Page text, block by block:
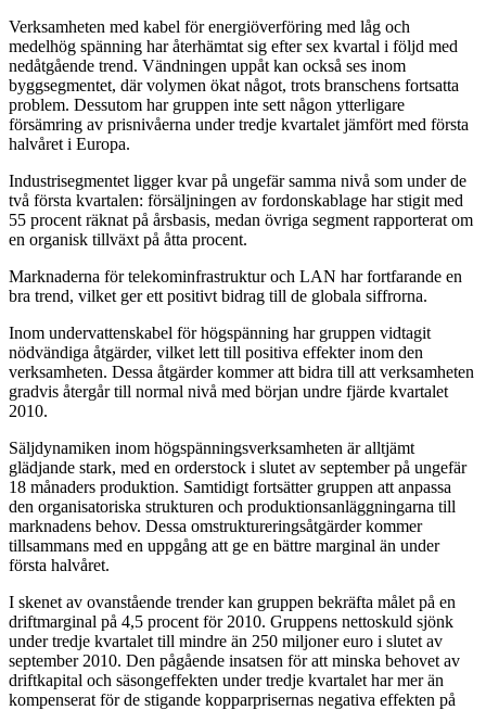
Verksamheten med kabel för energiöverföring med låg och
medelhög spänning har återhämtat sig efter sex kvartal i följd med
nedåtgående trend. Vändningen uppåt kan också ses inom
byggsegmentet, där volymen ökat något, trots branschens fortsatta
problem. Dessutom har gruppen inte sett någon ytterligare
försämring av prisnivåerna under tredje kvartalet jämfört med första
halvåret i Europa.
Industrisegmentet ligger kvar på ungefär samma nivå som under de
två första kvartalen: försäljningen av fordonskablage har stigit med
55 procent räknat på årsbasis, medan övriga segment rapporterat om
en organisk tillväxt på åtta procent.
Marknaderna för telekominfrastruktur och LAN har fortfarande en
bra trend, vilket ger ett positivt bidrag till de globala siffrorna.
Inom undervattenskabel för högspänning har gruppen vidtagit
nödvändiga åtgärder, vilket lett till positiva effekter inom den
verksamheten. Dessa åtgärder kommer att bidra till att verksamheten
gradvis återgår till normal nivå med början undre fjärde kvartalet
2010.
Säljdynamiken inom högspänningsverksamheten är alltjämt
glädjande stark, med en orderstock i slutet av september på ungefär
18 månaders produktion. Samtidigt fortsätter gruppen att anpassa
den organisatoriska strukturen och produktionsanläggningarna till
marknadens behov. Dessa omstruktureringsåtgärder kommer
tillsammans med en uppgång att ge en bättre marginal än under
första halvåret.
I skenet av ovanstående trender kan gruppen bekräfta målet på en
driftmarginal på 4,5 procent för 2010. Gruppens nettoskuld sjönk
under tredje kvartalet till mindre än 250 miljoner euro i slutet av
september 2010. Den pågående insatsen för att minska behovet av
driftkapital och säsongeffekten under tredje kvartalet har mer än
kompenserat för de stigande kopparprisernas negativa effekten på